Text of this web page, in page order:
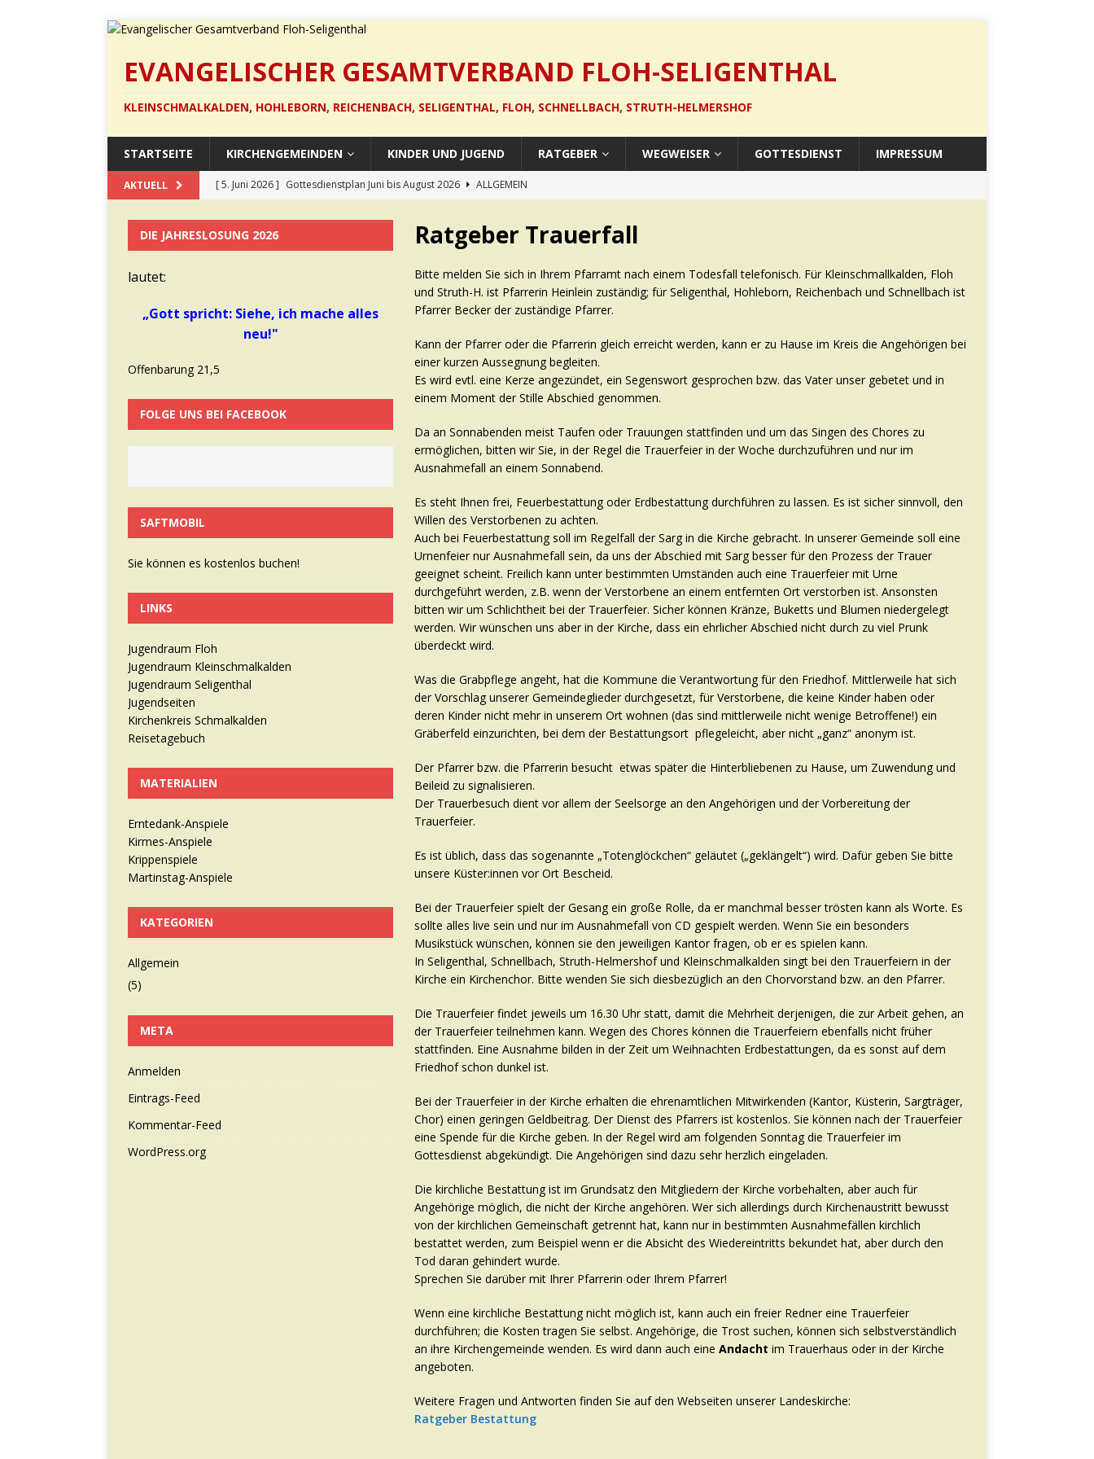
EVANGELISCHER GESAMTVERBAND FLOH-SELIGENTHAL
KLEINSCHMALKALDEN, HOHLEBORN, REICHENBACH, SELIGENTHAL, FLOH, SCHNELLBACH, STRUTH-HELMERSHOF
STARTSEITE KIRCHENGEMEINDEN KINDER UND JUGEND RATGEBER WEGWEISER GOTTESDIENST IMPRESSUM
AKTUELL [ 5. Juni 2026 ] Gottesdienstplan Juni bis August 2026
ALLGEMEIN
[ 13. Mai 2026 ]
ALLGEMEIN
Gottesdienst in Hohleborn
ALLGEMEIN
ALLGEMEIN
Ratgeber Trauerfall
Bitte melden Sie sich in Ihrem Pfarramt nach einem Todesfall telefonisch. Für Kleinschmallkalden, Floh
und Struth-H. ist Pfarrerin Heinlein zuständig; für Seligenthal, Hohleborn, Reichenbach und Schnellbach ist
Pfarrer Becker der zuständige Pfarrer.
Kann der Pfarrer oder die Pfarrerin gleich erreicht werden, kann er zu Hause im Kreis die Angehörigen bei
einer kurzen Aussegnung begleiten.
Es wird evtl. eine Kerze angezündet, ein Segenswort gesprochen bzw. das Vater unser gebetet und in
einem Moment der Stille Abschied genommen.
Da an Sonnabenden meist Taufen oder Trauungen stattfinden und um das Singen des Chores zu
ermöglichen, bitten wir Sie, in der Regel die Trauerfeier in der Woche durchzuführen und nur im
Ausnahmefall an einem Sonnabend.
Es steht Ihnen frei, Feuerbestattung oder Erdbestattung durchführen zu lassen. Es ist sicher sinnvoll, den
Willen des Verstorbenen zu achten.
Auch bei Feuerbestattung soll im Regelfall der Sarg in die Kirche gebracht. In unserer Gemeinde soll eine
Urnenfeier nur Ausnahmefall sein, da uns der Abschied mit Sarg besser für den Prozess der Trauer
geeignet scheint. Freilich kann unter bestimmten Umständen auch eine Trauerfeier mit Urne
durchgeführt werden, z.B. wenn der Verstorbene an einem entfernten Ort verstorben ist. Ansonsten
bitten wir um Schlichtheit bei der Trauerfeier. Sicher können Kränze, Buketts und Blumen niedergelegt
werden. Wir wünschen uns aber in der Kirche, dass ein ehrlicher Abschied nicht durch zu viel Prunk
überdeckt wird.
Was die Grabpflege angeht, hat die Kommune die Verantwortung für den Friedhof. Mittlerweile hat sich
der Vorschlag unserer Gemeindeglieder durchgesetzt, für Verstorbene, die keine Kinder haben oder
deren Kinder nicht mehr in unserem Ort wohnen (das sind mittlerweile nicht wenige Betroffene!) ein
Gräberfeld einzurichten, bei dem der Bestattungsort pflegeleicht, aber nicht „ganz“ anonym ist.
Der Pfarrer bzw. die Pfarrerin besucht etwas später die Hinterbliebenen zu Hause, um Zuwendung und
Beileid zu signalisieren.
Der Trauerbesuch dient vor allem der Seelsorge an den Angehörigen und der Vorbereitung der
Trauerfeier.
Es ist üblich, dass das sogenannte „Totenglöckchen“ geläutet („geklängelt“) wird. Dafür geben Sie bitte
unsere Küster:innen vor Ort Bescheid.
Bei der Trauerfeier spielt der Gesang ein große Rolle, da er manchmal besser trösten kann als Worte. Es
sollte alles live sein und nur im Ausnahmefall von CD gespielt werden. Wenn Sie ein besonders
Musikstück wünschen, können sie den jeweiligen Kantor fragen, ob er es spielen kann.
In Seligenthal, Schnellbach, Struth-Helmershof und Kleinschmalkalden singt bei den Trauerfeiern in der
Kirche ein Kirchenchor. Bitte wenden Sie sich diesbezüglich an den Chorvorstand bzw. an den Pfarrer.
Die Trauerfeier findet jeweils um 16.30 Uhr statt, damit die Mehrheit derjenigen, die zur Arbeit gehen, an
der Trauerfeier teilnehmen kann. Wegen des Chores können die Trauerfeiern ebenfalls nicht früher
stattfinden. Eine Ausnahme bilden in der Zeit um Weihnachten Erdbestattungen, da es sonst auf dem
Friedhof schon dunkel ist.
Bei der Trauerfeier in der Kirche erhalten die ehrenamtlichen Mitwirkenden (Kantor, Küsterin, Sargträger,
Chor) einen geringen Geldbeitrag. Der Dienst des Pfarrers ist kostenlos. Sie können nach der Trauerfeier
eine Spende für die Kirche geben. In der Regel wird am folgenden Sonntag die Trauerfeier im
Gottesdienst abgekündigt. Die Angehörigen sind dazu sehr herzlich eingeladen.
Die kirchliche Bestattung ist im Grundsatz den Mitgliedern der Kirche vorbehalten, aber auch für
Angehörige möglich, die nicht der Kirche angehören. Wer sich allerdings durch Kirchenaustritt bewusst
von der kirchlichen Gemeinschaft getrennt hat, kann nur in bestimmten Ausnahmefällen kirchlich
bestattet werden, zum Beispiel wenn er die Absicht des Wiedereintritts bekundet hat, aber durch den
Tod daran gehindert wurde.
Sprechen Sie darüber mit Ihrer Pfarrerin oder Ihrem Pfarrer!
Wenn eine kirchliche Bestattung nicht möglich ist, kann auch ein freier Redner eine Trauerfeier
durchführen; die Kosten tragen Sie selbst. Angehörige, die Trost suchen, können sich selbstverständlich
an ihre Kirchengemeinde wenden. Es wird dann auch eine Andacht im Trauerhaus oder in der Kirche
angeboten.
Weitere Fragen und Antworten finden Sie auf den Webseiten unserer Landeskirche:
Ratgeber Bestattung
DIE JAHRESLOSUNG 2026
lautet:
„Gott spricht: Siehe, ich mache alles
neu!"
Offenbarung 21,5
FOLGE UNS BEI FACEBOOK
SAFTMOBIL
Sie können es kostenlos buchen!
LINKS
Jugendraum Floh
Jugendraum Kleinschmalkalden
Jugendraum Seligenthal
Jugendseiten
Kirchenkreis Schmalkalden
Reisetagebuch
MATERIALIEN
Erntedank-Anspiele
Kirmes-Anspiele
Krippenspiele
Martinstag-Anspiele
KATEGORIEN
Allgemein
(5)
META
Anmelden
Eintrags-Feed
Kommentar-Feed
WordPress.org